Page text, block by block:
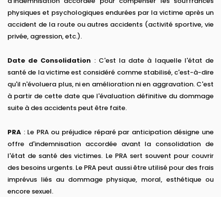
physiques et psychologiques endurées par la victime après un
accident de la route ou autres accidents (activité sportive, vie
privée, agression, etc.).
Date de Consolidation : C'est la date à laquelle l'état de
santé de la victime est considéré comme stabilisé, c'est-à-dire
qu'il n'évoluera plus, ni en amélioration ni en aggravation. C'est
à partir de cette date que l'évaluation définitive du dommage
suite à des accidents peut être faite.
PRA : Le PRA ou préjudice réparé par anticipation désigne une
offre d'indemnisation accordée avant la consolidation de
l'état de santé des victimes. Le PRA sert souvent pour couvrir
des besoins urgents. Le PRA peut aussi être utilisé pour des frais
imprévus liés au dommage physique, moral, esthétique ou
encore sexuel.